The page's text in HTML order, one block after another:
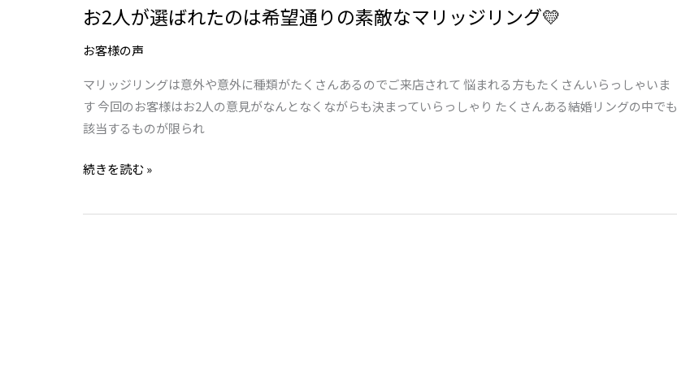
リ
フ
ォ
ー
お2人が選ばれたのは希望通りの素敵なマリッジリング💛
お客様の声
マリッジリングは意外や意外に種類がたくさんあるのでご来店されて 悩まれる方もたくさんいらっしゃいま
す 今回のお客様はお2人の意見がなんとなくながらも決まっていらっしゃり たくさんある結婚リングの中でも
該当するものが限られ
お
人
が
選
ば
た
は
続きを読む »